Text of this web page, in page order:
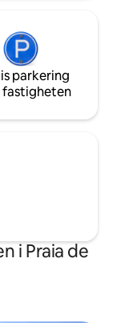
parkering
fastigheten
i Praia de